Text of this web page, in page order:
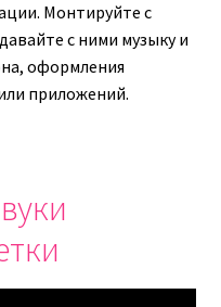
Монтируйте с
с ними музыку и
оформления
приложений.